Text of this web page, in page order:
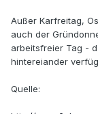
Außer Karfreitag,
auch der
arbeitsfreier Tag -
hintereiander
Quelle: